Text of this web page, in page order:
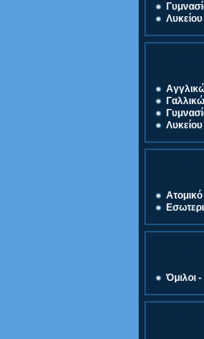
Λυκείου
Λυκείου
Ατομικό
Όμιλοι